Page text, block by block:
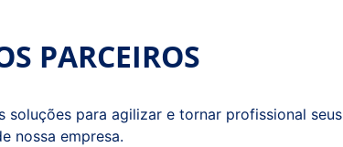
PARCEIROS
para agilizar e tornar profissional seus
nossa empresa.